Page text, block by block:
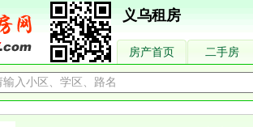
义乌租房
房产首页 二手房